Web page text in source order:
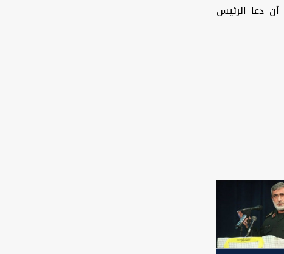
أن دعا الرئيس